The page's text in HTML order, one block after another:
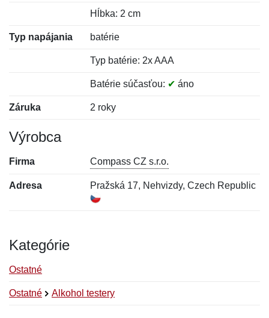
Hĺbka: 2 cm
Typ napájania batérie
Typ batérie: 2x AAA
Batérie súčasťou: ✔ áno
Záruka 2 roky
Výrobca
Firma Compass CZ s.r.o.
Adresa Pražská 17, Nehvizdy, Czech Republic
Kategórie
Ostatné
Ostatné Alkohol testery